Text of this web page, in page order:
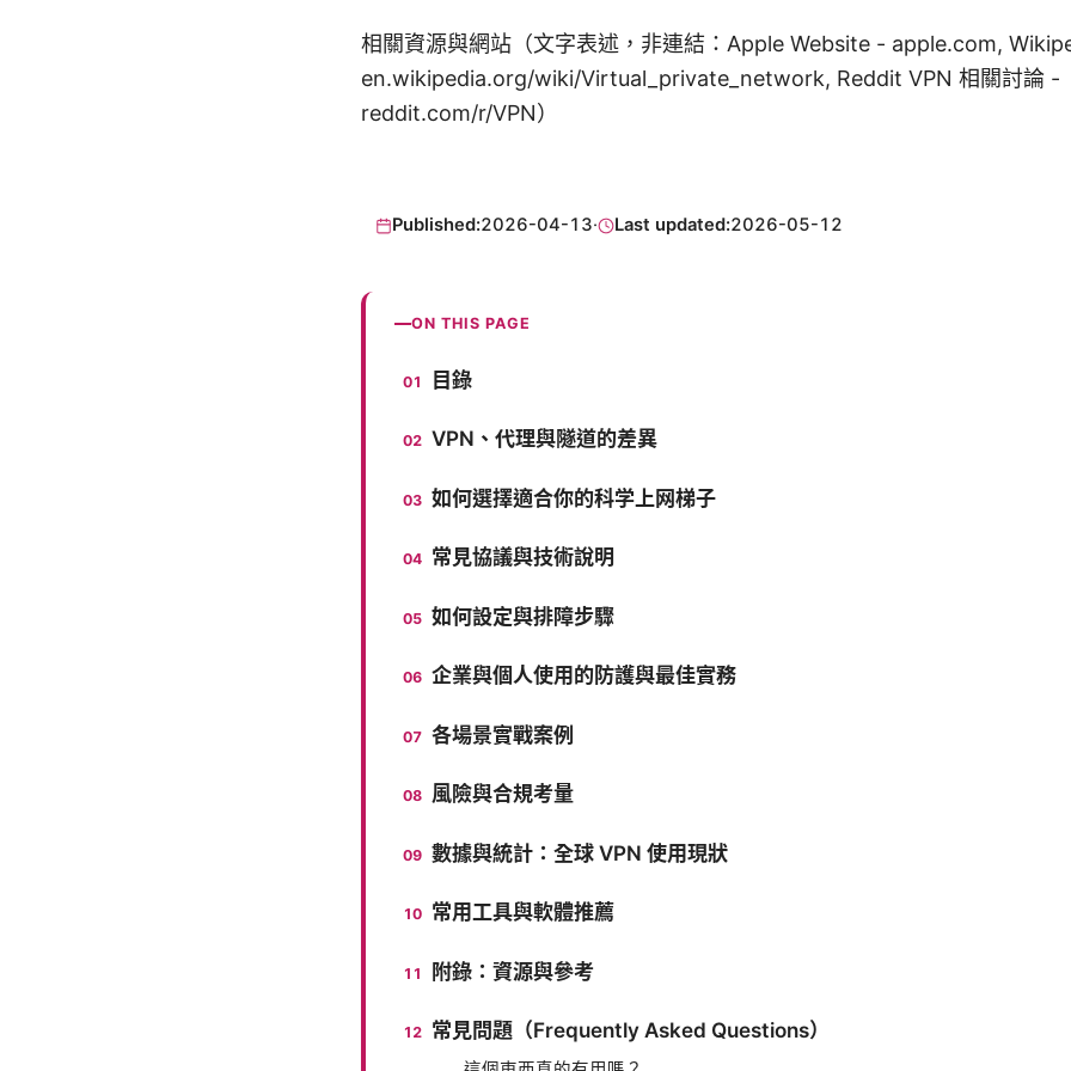
相關資源與網站（文字表述，非連結：Apple Website - apple.com,
en.wikipedia.org/wiki/Virtual_private_network, Reddit VPN 相關討論 -
reddit.com/r/VPN）
Published:2026-04-13· Last updated:2026-05-12
ON THIS PAGE
目錄
VPN、代理與隧道的差異
如何選擇適合你的科学上网梯子
常見協議與技術說明
如何設定與排障步驟
企業與個人使用的防護與最佳實務
各場景實戰案例
風險與合規考量
數據與統計：全球 VPN 使用現狀
常用工具與軟體推薦
附錄：資源與參考
常見問題（Frequently Asked Questions）